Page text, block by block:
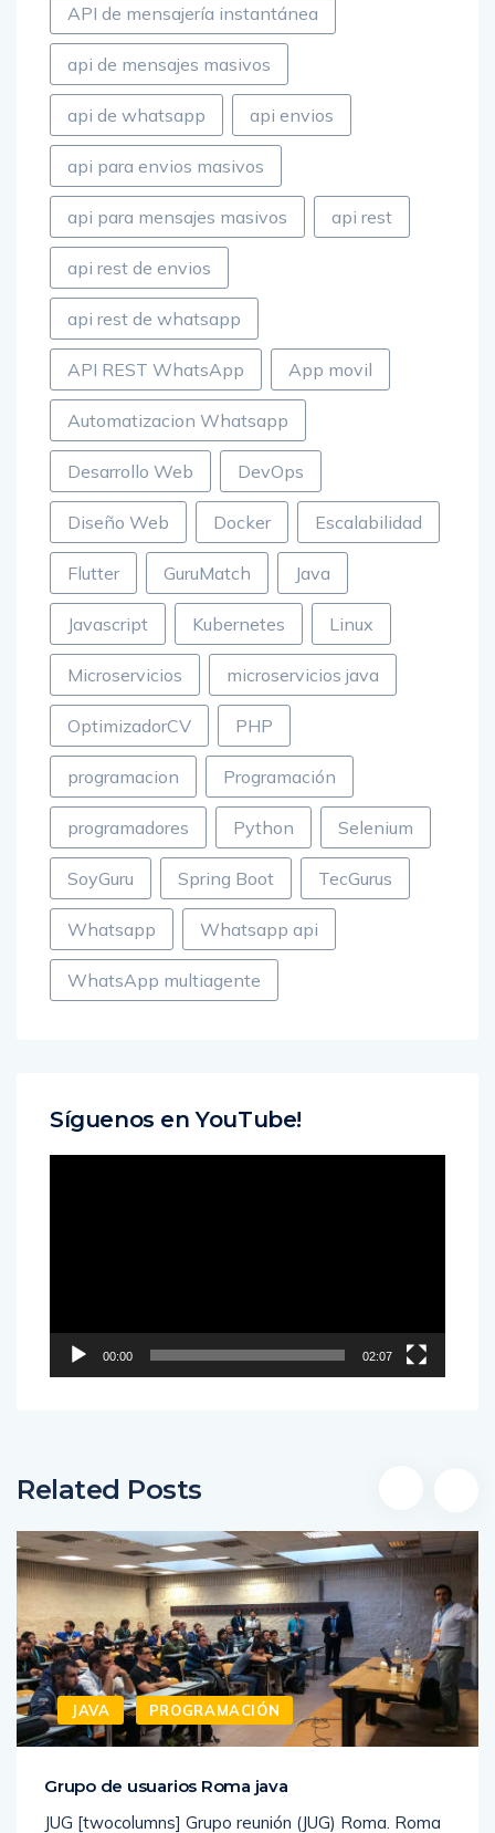
API de mensajería instantánea
api de mensajes masivos
api de whatsapp api envios
api para envios masivos
api para mensajes masivos api rest
api rest de envios
api rest de whatsapp
API REST WhatsApp App movil
Automatizacion Whatsapp
Desarrollo Web DevOps
Diseño Web Docker Escalabilidad
Flutter GuruMatch Java
Javascript Kubernetes Linux
Microservicios microservicios java
OptimizadorCV PHP
programacion Programación
programadores Python Selenium
SoyGuru Spring Boot TecGurus
Whatsapp Whatsapp api
WhatsApp multiagente
Síguenos en YouTube!
00:00 02:07
Related Posts
JAVA PROGRAMACIÓN
Grupo de usuarios Roma java
JUG [twocolumns] Grupo reunión (JUG) Roma. Roma